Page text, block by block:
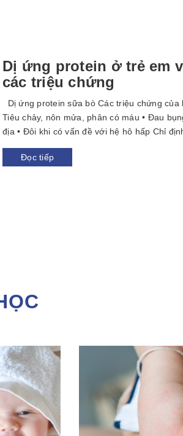
Dị ứng protein ở trẻ em
các triệu chứng
Dị ứng protein sữa bò Các triệu chứng của
Tiêu chảy, nôn mửa, phân có máu • Đau
địa • Đôi khi có vấn đề với hệ hô hấp Chỉ định
Đọc tiếp